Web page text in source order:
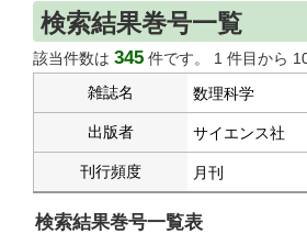
検索結果巻号一覧
該当件数は 345 件です。 1 件目から
雑誌名
数理科学
出版者 サイエンス社
刊行頻度 月刊
検索結果巻号一覧表